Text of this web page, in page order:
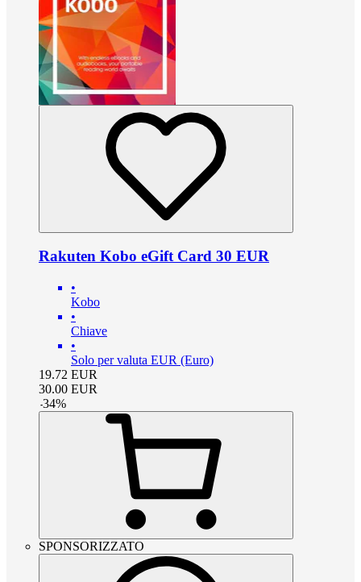
Rakuten Kobo eGift Card 30 EUR
•
Kobo
•
Chiave
•
Solo per valuta EUR (Euro)
19.72 EUR
30.00 EUR
-34%
SPONSORIZZATO